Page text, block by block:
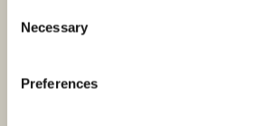
Selection
Necessary
Preferences